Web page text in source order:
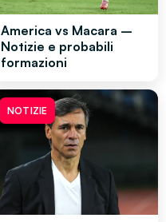
America vs Macara –
Notizie e probabili
formazioni
NOTIZIE